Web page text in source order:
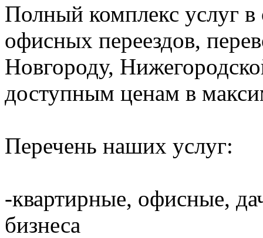
Полный комплекс услуг
офисных переездов,
Новгороду,
доступным ценам в
Перечень наших услуг:
-квартирные, офисные,
бизнеса